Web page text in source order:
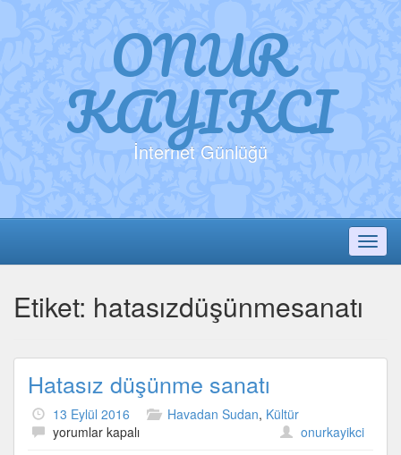
ONUR
KAYIKCI
İnternet Günlüğü
Etiket: hatasızdüşünmesanatı
Hatasız düşünme sanatı
13 Eylül 2016 Havadan Sudan, Kültür
Hatasız
yorumlar kapalı onurkayikci